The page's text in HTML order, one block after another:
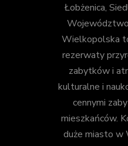
Łobżenica,
Województwo
Wielkopolska
rezerwaty
zabytków i
kulturalne i
cennymi
mieszkańców.
duże miasto w